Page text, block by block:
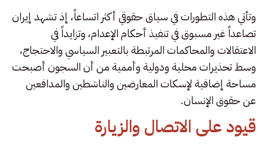
وتأتي هذه التطورات في سياق حقوقي أكثر اتساعاً، إذ تشهد إيران
تصاعداً غير مسبوق في تنفيذ أحكام الإعدام، وتزايداً في
الاعتقالات والمحاكمات المرتبطة بالتعبير السياسي والاحتجاج،
وسط تحذيرات محلية ودولية وأممية من أن السجون أصبحت
مساحة إضافية لإسكات المعارضين والناشطين والمدافعين
عن حقوق الإنسان.
قيود على الاتصال والزيارة